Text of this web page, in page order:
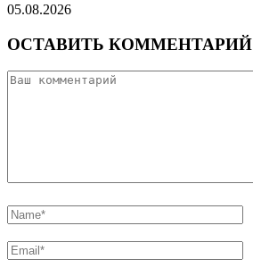
05.08.2026
ОСТАВИТЬ КОММЕНТАРИЙ